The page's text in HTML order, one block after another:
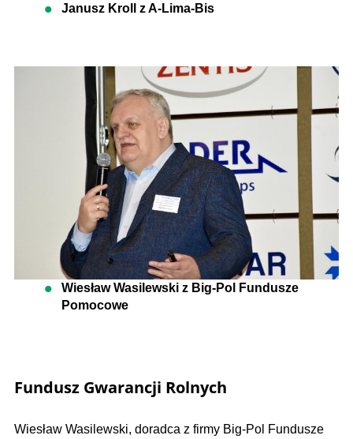
Janusz Kroll z A-Lima-Bis
Wiesław Wasilewski z Big-Pol Fundusze
Pomocowe
Fundusz Gwarancji Rolnych
Wiesław Wasilewski, doradca z firmy Big-Pol Fundusze